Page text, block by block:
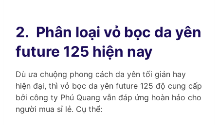
2. Phân loại vỏ bọc da yên
future 125 hiện nay
Dù ưa chuộng phong cách da yên tối giản hay
hiện đại, thì vỏ bọc da yên future 125 độ cung cấp
bởi công ty Phú Quang vẫn đáp ứng hoàn hảo cho
người mua sỉ lẻ. Cụ thể: